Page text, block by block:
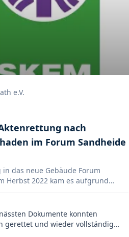
e.V.
nach
im Forum Sandheide
in das neue Gebäude Forum
Herbst 2022 kam es aufgrund
Eingelagerte Akten
durchnässt. Für den SKFM als
mit Beratungs- und
war eine schnelle
Dokumente konnten
gerettet und wieder vollständig